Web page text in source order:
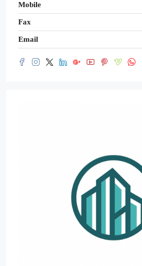
Mobile
Fax
Email